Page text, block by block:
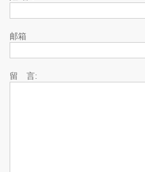
邮箱
留 言: